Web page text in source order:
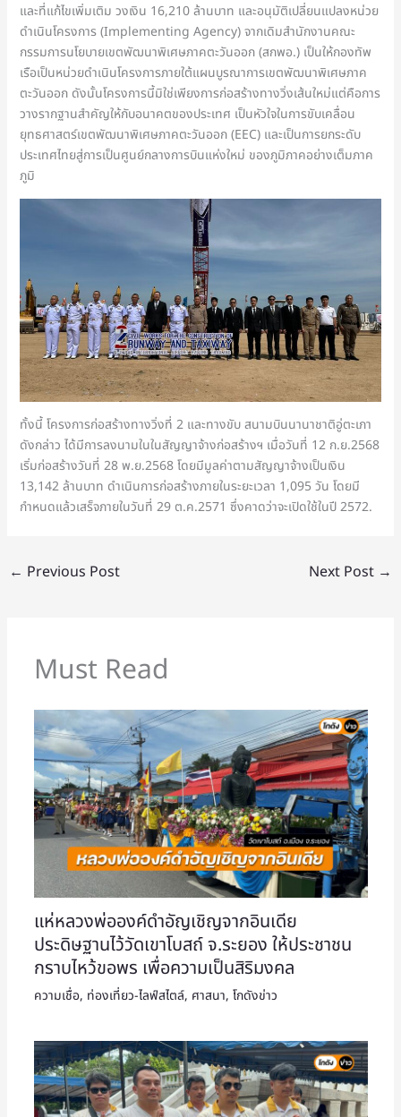
และที่แก้ไขเพิ่มเติม วงเงิน 16,210 ล้านบาท และอนุมัติเปลี่ยนแปลงหน่วย
ดำเนินโครงการ (Implementing Agency) จากเดิมสำนักงานคณะ
กรรมการนโยบายเขตพัฒนาพิเศษภาคตะวันออก (สกพอ.) เป็นให้กองทัพ
เรือเป็นหน่วยดำเนินโครงการภายใต้แผนบูรณาการเขตพัฒนาพิเศษภาค
ตะวันออก ดังนั้นโครงการนี้มิใช่เพียงการก่อสร้างทางวิ่งเส้นใหม่แต่คือการ
วางรากฐานสำคัญให้กับอนาคตของประเทศ เป็นหัวใจในการขับเคลื่อน
ยุทธศาสตร์เขตพัฒนาพิเศษภาคตะวันออก (EEC) และเป็นการยกระดับ
ประเทศไทยสู่การเป็นศูนย์กลางการบินแห่งใหม่ ของภูมิภาคอย่างเต็มภาค
ภูมิ
ทั้งนี้ โครงการก่อสร้างทางวิ่งที่ 2 และทางขับ สนามบินนานาชาติอู่ตะเภา
ดังกล่าว ได้มีการลงนามในในสัญญาจ้างก่อสร้างฯ เมื่อวันที่ 12 ก.ย.2568
เริ่มก่อสร้างวันที่ 28 พ.ย.2568 โดยมีมูลค่าตามสัญญาจ้างเป็นเงิน
13,142 ล้านบาท ดำเนินการก่อสร้างภายในระยะเวลา 1,095 วัน โดยมี
กำหนดแล้วเสร็จภายในวันที่ 29 ต.ค.2571 ซึ่งคาดว่าจะเปิดใช้ในปี 2572.
← Previous Post Next Post →
Must Read
แห่หลวงพ่อองค์ดำอัญเชิญจากอินเดีย
ประดิษฐานไว้วัดเขาโบสถ์ จ.ระยอง ให้ประชาชน
กราบไหว้ขอพร เพื่อความเป็นสิริมงคล
ความเชื่อ, ท่องเที่ยว-ไลฟ์สไตล์, ศาสนา, โกดังข่าว